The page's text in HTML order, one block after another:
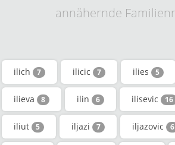
annähernde
ilich 7 ilicic 7 ilies 5
ilieva 8 ilin 6 ilisevic 16
iliut 5 iljazi 7 iljazovic 6